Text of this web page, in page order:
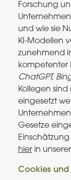
Forschung
und wie sie
KI-Modellen
zunehmend
kompetenter
ChatGPT,
Kollegen sind
eingesetzt
Gesetze
hier in
Cookies und